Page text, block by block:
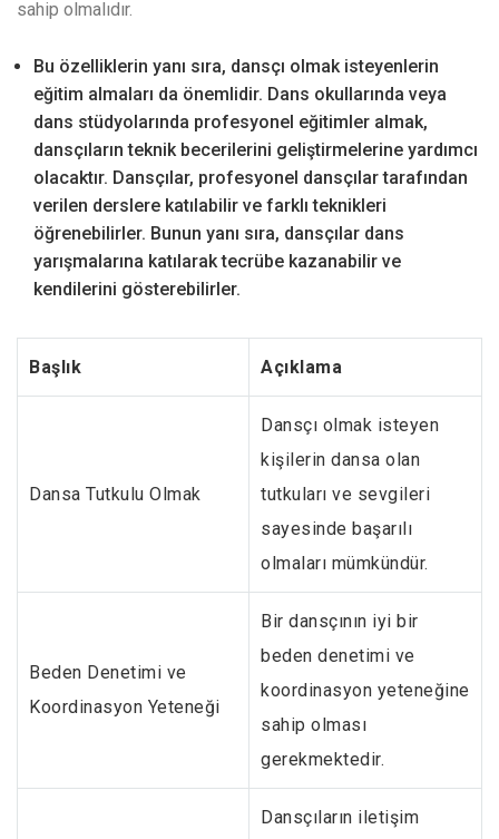
sahip olmalıdır.
Bu özelliklerin yanı sıra, dansçı olmak isteyenlerin
eğitim almaları da önemlidir. Dans okullarında veya
dans stüdyolarında profesyonel eğitimler almak,
dansçıların teknik becerilerini geliştirmelerine yardımcı
olacaktır. Dansçılar, profesyonel dansçılar tarafından
verilen derslere katılabilir ve farklı teknikleri
öğrenebilirler. Bunun yanı sıra, dansçılar dans
yarışmalarına katılarak tecrübe kazanabilir ve
kendilerini gösterebilirler.
Başlık Açıklama
Dansa Tutkulu Olmak
Dansçı olmak isteyen
kişilerin dansa olan
tutkuları ve sevgileri
sayesinde başarılı
olmaları mümkündür.
Beden Denetimi ve
Koordinasyon Yeteneği
Bir dansçının iyi bir
beden denetimi ve
koordinasyon yeteneğine
sahip olması
gerekmektedir.
Dansçıların iletişim